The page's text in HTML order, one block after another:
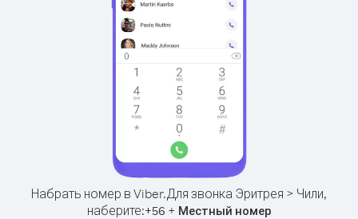
Набрать номер в Viber.Для звонка Эритрея > Чили,
наберите:+56 + Местный номер